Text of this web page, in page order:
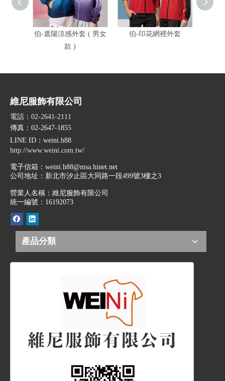
伯-遮陽涼感外套 ( 男女
款 )
伯-印花網裡外套
維尼服飾有限公司
電話：02-2641-2111
傳真：02-2647-1855
LINE ID ：weini.h88
http://www.weini.com.tw/
電子信箱： weini.h88@msa.hinet.net
公司地址： 新北市汐止區大同路一段499號3樓之3
營業人名稱：維尼服飾有限公司
統一編號：16192073
產品分類